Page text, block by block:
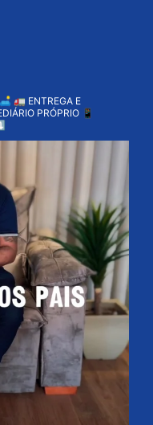
🛋️ 🚛 ENTREGA E
PRÓPRIO 📱